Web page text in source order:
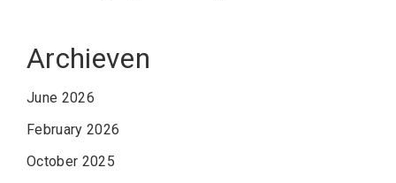
Archieven
June 2026
February 2026
October 2025